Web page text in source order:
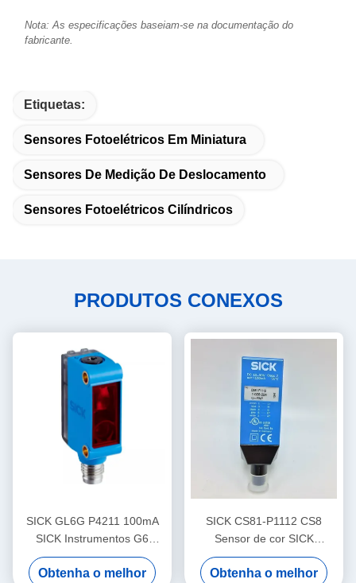
Nota: As especificações baseiam-se na documentação do
fabricante.
Etiquetas:
Sensores Fotoelétricos Em Miniatura
Sensores De Medição De Deslocamento
Sensores Fotoelétricos Cilíndricos
PRODUTOS CONEXOS
SICK GL6G P4211 100mA
SICK Instrumentos G6
Sensores fotoelétricos em
miniatura Luz vermelha
Obtenha o melhor
SICK CS81-P1112 CS8
Sensor de cor SICK
Frequência de comutação
ajustável
Obtenha o melhor